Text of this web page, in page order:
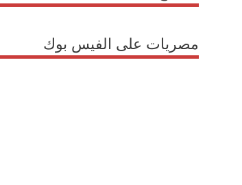
مصريات على الفيس بوك